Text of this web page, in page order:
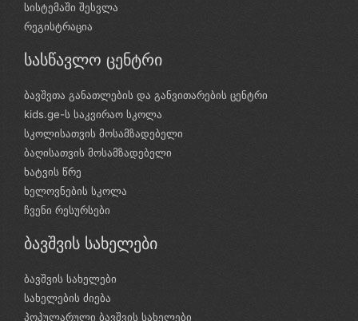
სისტემაში შესვლა
რეგისტრაცია
სასწავლო ცენტრი
ბავშვთა განათლების და განვითარების ცენტრი
kids.ge-ს საკვირაო სკოლა
სკოლისათვის მოსამზადებელი
ბაღისათვის მოსამზადებელი
ხატვის წრე
ხელოვნების სკოლა
ჩვენი რესურსები
ბავშვის სახელები
ბავშვის სახელები
სახელების ძიება
პოპულარული ბავშვის სახელები